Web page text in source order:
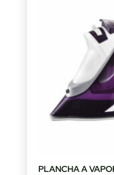
PLANCHA A